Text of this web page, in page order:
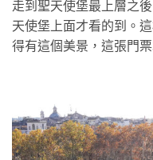
走到聖天使堡最上層之
天使堡上面才看的到。
得有這個美景，這張門